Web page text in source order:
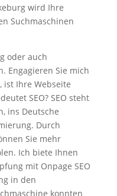
wird Ihre
Suchmaschinen
oder auch
Engagieren Sie mich
ist Ihre Webseite
SEO? SEO steht
ins Deutsche
Durch
Sie mehr
Ich biete Ihnen
mit Onpage SEO
in den
konnten